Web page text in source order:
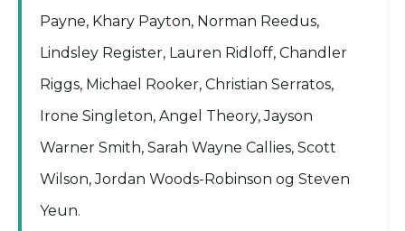
Payne, Khary Payton, Norman Reedus,
Lindsley Register, Lauren Ridloff, Chandler
Riggs, Michael Rooker, Christian Serratos,
Irone Singleton, Angel Theory, Jayson
Warner Smith, Sarah Wayne Callies, Scott
Wilson, Jordan Woods-Robinson og Steven
Yeun.